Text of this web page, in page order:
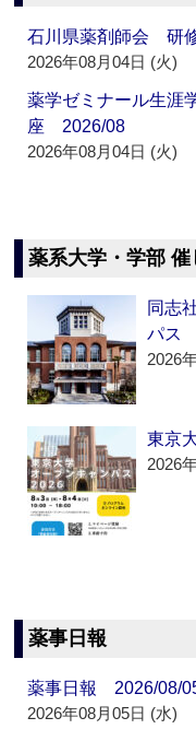
石川県薬剤師会 研
2026年08月04日 (火)
薬学ゼミナール生涯
座 2026/08
2026年08月04日 (火)
薬系大学・学部 催
同志
パス
2026
東京
2026
薬事日報
薬事日報 2026/08/
2026年08月05日 (水)